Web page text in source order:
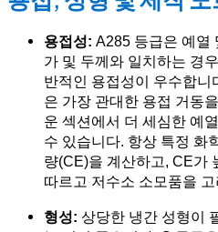
용접성: A285 등급은 예열
가 및 두께와 일치하는 경
반적인 용접성이 우수합니
은 가장 관대한 용접 거동
운 섹션에서 더 세심한 예
수 있습니다. 항상 특정 화
량(CE)을 계산하고, CE가
따르고 저수소 소모품을
형성: 상당한 냉간 성형이